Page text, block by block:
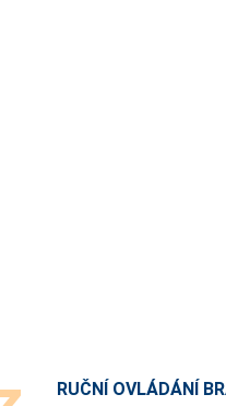
RUČNÍ OVLÁDÁNÍ